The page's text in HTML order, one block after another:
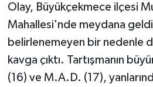
Olay, Büyükçekmece ilçesi
Mahallesi'nde meydana
belirlenemeyen bir nedenle
kavga çıktı. Tartışmanın
(16) ve M.A.D. (17),